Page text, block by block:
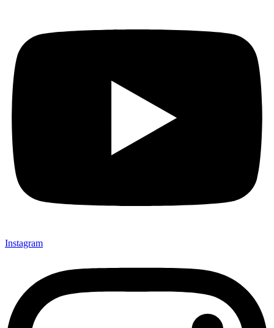
Instagram